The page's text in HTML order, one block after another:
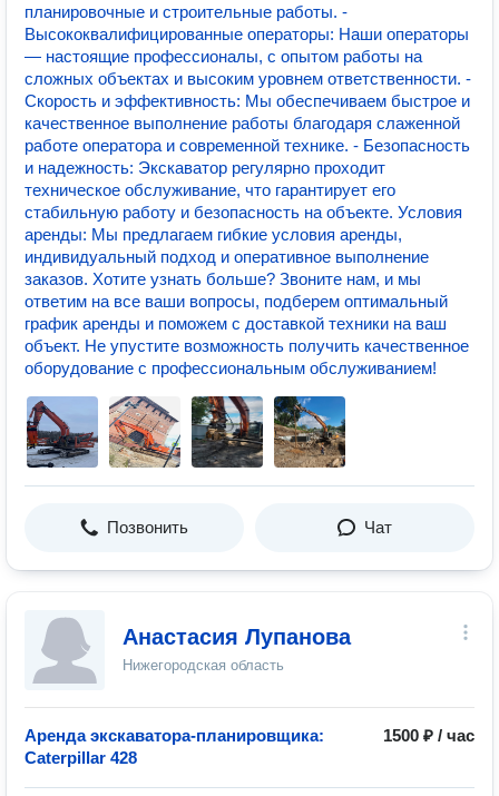
планировочные и строительные работы. -
Высококвалифицированные операторы: Наши операторы
— настоящие профессионалы, с опытом работы на
сложных объектах и высоким уровнем ответственности. -
Скорость и эффективность: Мы обеспечиваем быстрое и
качественное выполнение работы благодаря слаженной
работе оператора и современной технике. - Безопасность
и надежность: Экскаватор регулярно проходит
техническое обслуживание, что гарантирует его
стабильную работу и безопасность на объекте. Условия
аренды: Мы предлагаем гибкие условия аренды,
индивидуальный подход и оперативное выполнение
заказов. Хотите узнать больше? Звоните нам, и мы
ответим на все ваши вопросы, подберем оптимальный
график аренды и поможем с доставкой техники на ваш
объект. Не упустите возможность получить качественное
оборудование с профессиональным обслуживанием!
Позвонить Чат
Анастасия Лупанова
Нижегородская область
Аренда экскаватора-планировщика:
Caterpillar 428
1500 ₽ / час